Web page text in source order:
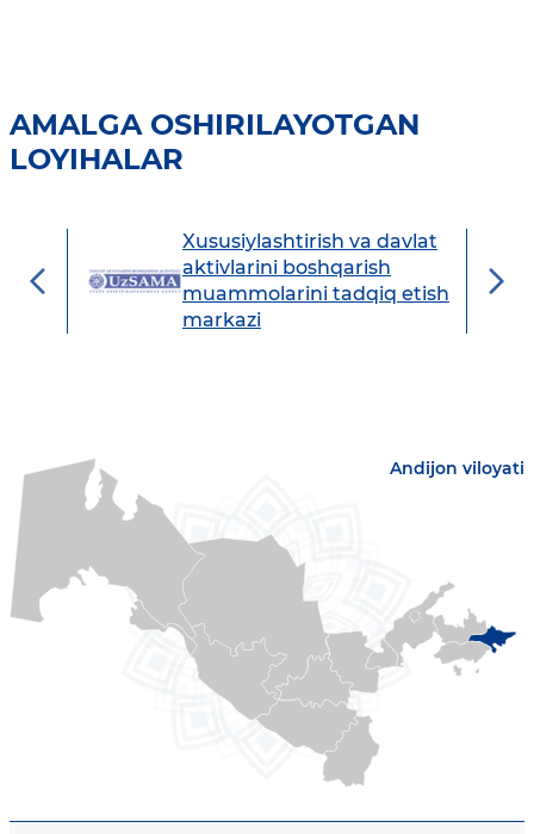
AMALGA OSHIRILAYOTGAN
LOYIHALAR
Xususiylashtirish va davlat
aktivlarini boshqarish
muammolarini tadqiq etish
markazi
Andijon viloyati